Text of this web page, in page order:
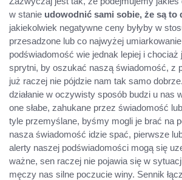
w stanie udowodnić sami sobie, że są to
jakiekolwiek negatywne ceny byłyby w
przesadzone lub co najwyżej
podświadomość wie jednak lepiej i
sprytni, by oszukać naszą świadomość, z
już raczej nie pójdzie nam tak samo
działanie w oczywisty sposób budzi u nas
one słabe, zahukane przez świadomość
tyle przemyślane, byśmy mogli je brać na
nasza świadomość idzie spać, pierwsze
alerty naszej podświadomości mogą się
ważne, sen raczej nie pojawia się w
męczy nas silne poczucie winy. Sennik